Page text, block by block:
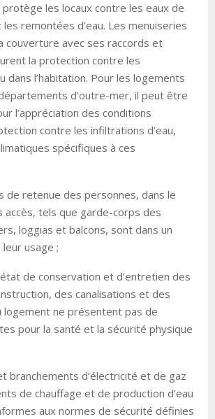
les locaux contre les eaux de
remontées d’eau. Les menuiseries
couverture avec ses raccords et
la protection contre les
dans l’habitation. Pour les logements
d’outre-mer, il peut être
l’appréciation des conditions
contre les infiltrations d’eau,
spécifiques à ces
de retenue des personnes, dans le
accès, tels que garde-corps des
loggias et balcons, sont dans un
usage ;
de conservation et d’entretien des
des canalisations et des
ne présentent pas de
pour la santé et la sécurité physique
branchements d’électricité et de gaz
de chauffage et de production d’eau
aux normes de sécurité définies